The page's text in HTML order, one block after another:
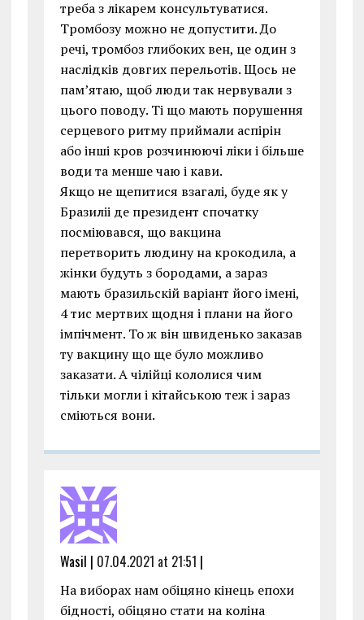
треба з лікарем консультуватися.
Тромбозу можно не допустити. До
речі, тромбоз глибоких вен, це один з
наслідків довгих перельотів. Щось не
пам’ятаю, щоб люди так нервували з
цього поводу. Ті що мають порушення
серцевого ритму приймали аспірін
або інші кров розчинюючі ліки і більше
води та менше чаю і кави.
Якщо не щепитися взагалі, буде як у
Бразиліі де президент спочатку
посміювався, що вакцина
перетворить людину на крокодила, а
жінки будуть з бородами, а зараз
мають бразильскій варіант його імені,
4 тис мертвих щодня і плани на його
імпічмент. То ж він швиденько заказав
ту вакцину що ще було можливо
заказати. А чілійці кололися чим
тільки могли і кітайською теж і зараз
сміються вони.
Wasil | 07.04.2021 at 21:51 |
На виборах нам обіцяно кінець епохи
бідності, обіцяно стати на коліна